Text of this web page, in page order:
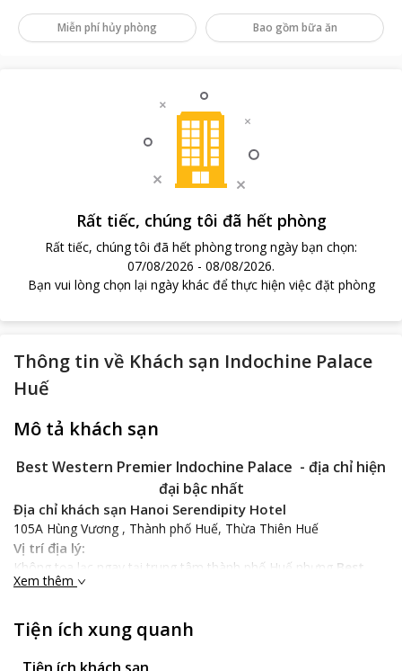
Miễn phí hủy phòng Bao gồm bữa ăn
Rất tiếc, chúng tôi đã hết phòng
Rất tiếc, chúng tôi đã hết phòng trong ngày bạn chọn:
07/08/2026 - 08/08/2026.
Bạn vui lòng chọn lại ngày khác để thực hiện việc đặt phòng
Thông tin về Khách sạn Indochine Palace
Huế
Mô tả khách sạn
Best Western Premier Indochine Palace - địa chỉ hiện
đại bậc nhất
Địa chỉ khách sạn Hanoi Serendipity Hotel
105A Hùng Vương , Thành phố Huế, Thừa Thiên Huế
Vị trí địa lý:
Không tọa lạc ngay tại trung tâm thành phố Huế nhưng Best
Western Premier Indochine Palace
khá náo nhiệt. Tuy vậy vẻ sang trọng của địa điểm nghỉ dưỡng
này vẫn không hề bị ảnh hưởng.
Bạn sẽ mất khoảng 20 phút để đi từ khách sạn ra sân bay.
Xem thêm
Tiện ích xung quanh